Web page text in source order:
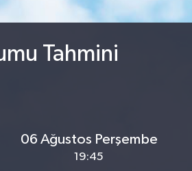
Tahmini
06 Ağustos Perşembe
19:45